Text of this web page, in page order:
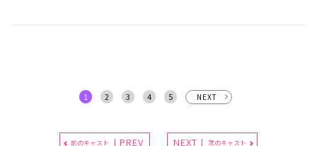
1 2 3 4 5 NEXT
前のキャスト | PREV NEXT | 次のキャスト